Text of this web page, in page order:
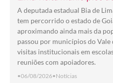
do Norte goiano
A deputada estadual Bia de
tem percorrido o estado de
aproximando ainda mais da
passou por municípios do Vale
visitas institucionais em
reuniões com apoiadores.
•06/08/2026•Notícias